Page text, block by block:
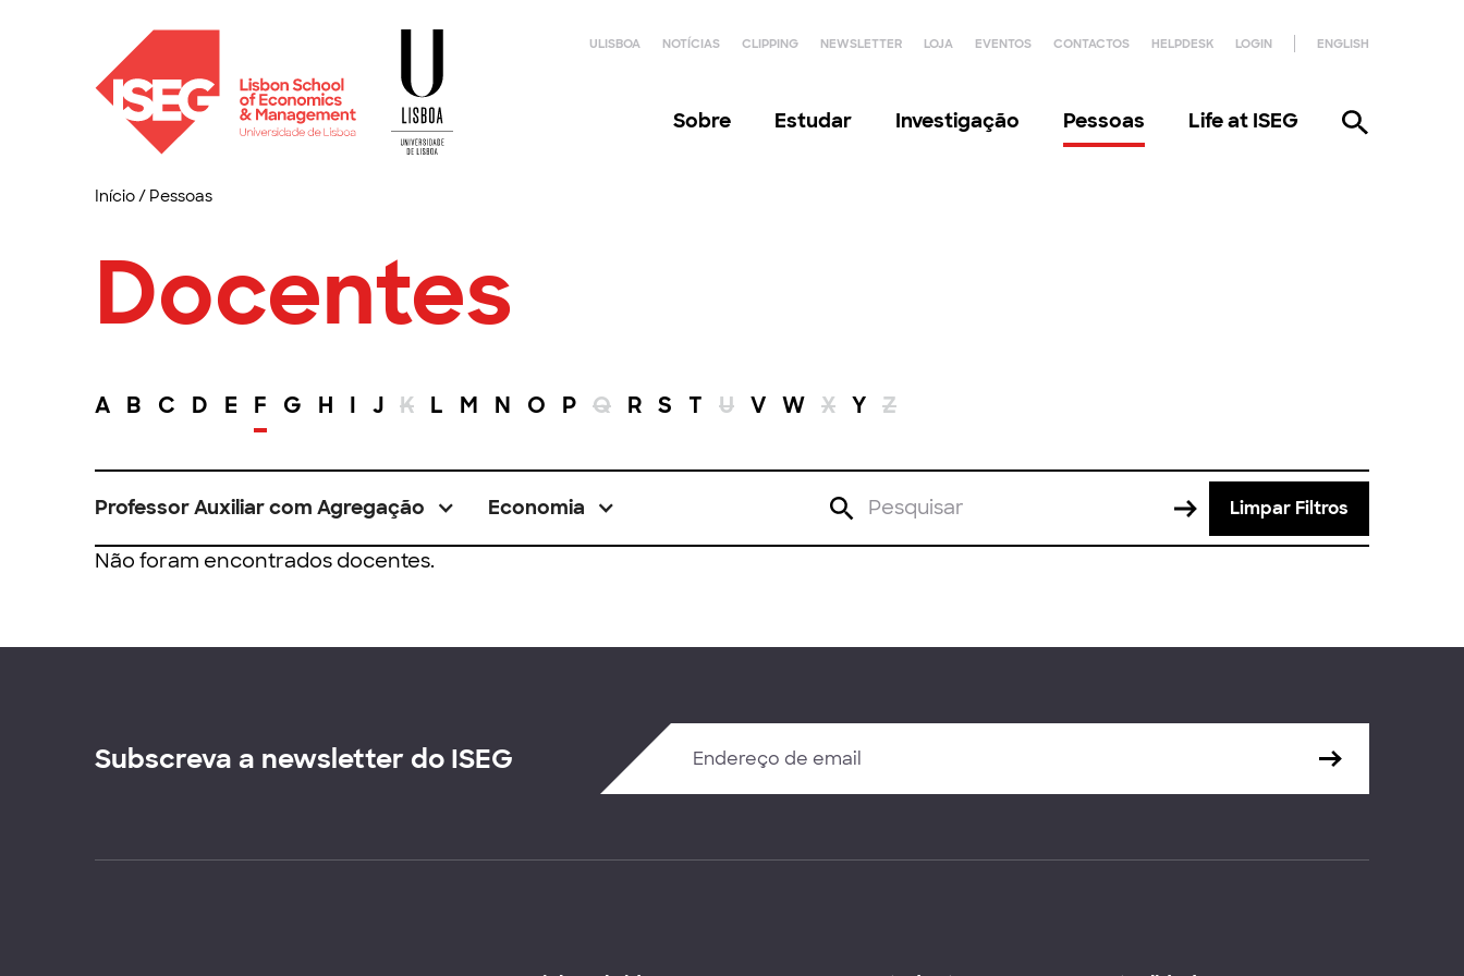
ULISBOA NOTÍCIAS CLIPPING NEWSLETTER LOJA EVENTOS CONTACTOS HELPDESK LOGIN ENGLISH
Sobre Estudar Investigação Pessoas Life at ISEG
Início/ Pessoas
Docentes
A B C D E F G H I J K L M N O P Q R S T U V W X Y Z
Professor Auxiliar com Agregação Economia Limpar Filtros
Não foram encontrados docentes.
Subscreva a newsletter do ISEG